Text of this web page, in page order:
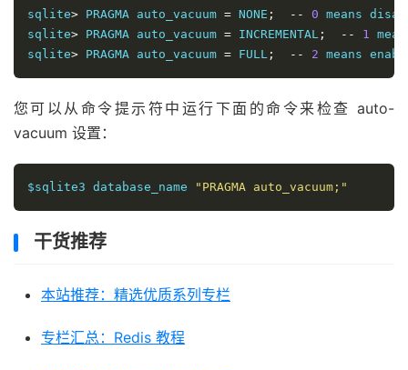
sqlite> PRAGMA auto_vacuum = NONE ; -- 0 means
sqlite> PRAGMA auto_vacuum = INCREMENTAL ; -- 1
sqlite> PRAGMA auto_vacuum = FULL ; -- 2 means
您可以从命令提示符中运行下面的命令来检查 auto-
vacuum 设置：
$sqlite3 database_name "PRAGMA auto_vacuum;"
干货推荐
本站推荐：精选优质系列专栏
专栏汇总：Redis 教程